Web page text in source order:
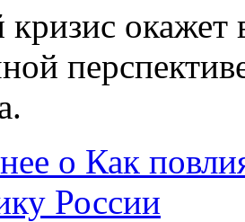
кризис
о Как
России